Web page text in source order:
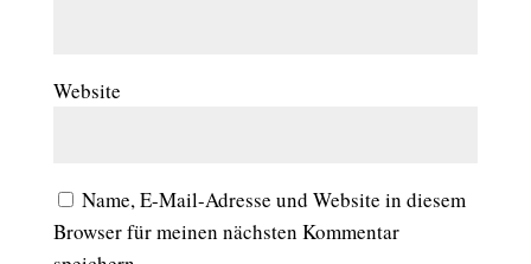
Website
Name, E-Mail-Adresse und Website in diesem
Browser für meinen nächsten Kommentar